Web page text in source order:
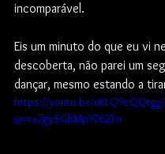
incomparável.
Eis um minuto do que eu vi
descoberta, não parei um
dançar, mesmo estando a
https://youtu.be/uKLQ9cQQtgg?
si=ra7gySGbMpY062Yn